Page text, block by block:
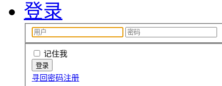
登录
记住我
寻回密码注册